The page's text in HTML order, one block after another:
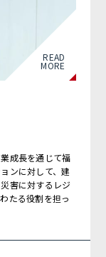
READ
MORE
成長を通じて福
ンに対して、建
害に対するレジ
たる役割を担っ